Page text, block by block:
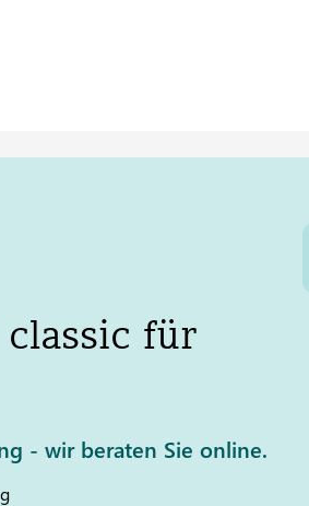
für
- wir beraten Sie online.